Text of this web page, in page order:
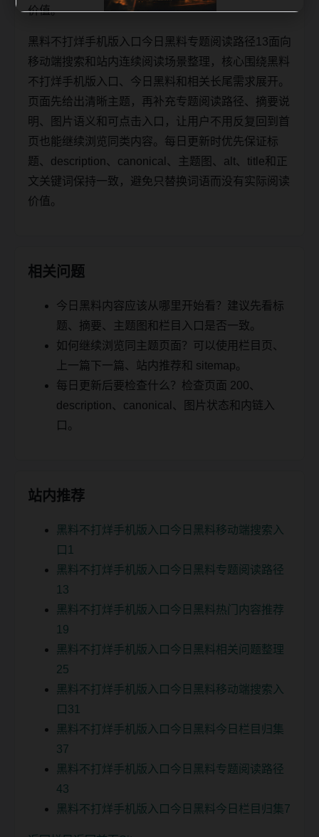
价值。
黑料不打烊手机版入口今日黑料专题阅读路径13面向
移动端搜索和站内连续阅读场景整理，核心围绕黑料
不打烊手机版入口、今日黑料和相关长尾需求展开。
页面先给出清晰主题，再补充专题阅读路径、摘要说
明、图片语义和可点击入口，让用户不用反复回到首
页也能继续浏览同类内容。每日更新时优先保证标
题、description、canonical、主题图、alt、title和正
文关键词保持一致，避免只替换词语而没有实际阅读
价值。
相关问题
今日黑料内容应该从哪里开始看？建议先看标
题、摘要、主题图和栏目入口是否一致。
如何继续浏览同主题页面？可以使用栏目页、
上一篇下一篇、站内推荐和 sitemap。
每日更新后要检查什么？检查页面 200、
description、canonical、图片状态和内链入
口。
站内推荐
黑料不打烊手机版入口今日黑料移动端搜索入
口1
黑料不打烊手机版入口今日黑料专题阅读路径
13
黑料不打烊手机版入口今日黑料热门内容推荐
19
黑料不打烊手机版入口今日黑料相关问题整理
25
黑料不打烊手机版入口今日黑料移动端搜索入
口31
黑料不打烊手机版入口今日黑料今日栏目归集
37
黑料不打烊手机版入口今日黑料专题阅读路径
43
黑料不打烊手机版入口今日黑料今日栏目归集7